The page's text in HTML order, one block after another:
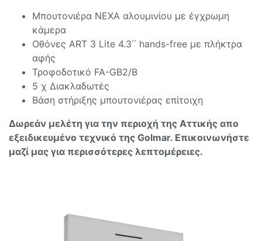
Μπουτονιέρα NEXA αλουμινίου με έγχρωμη
κάμερα
Οθόνες ART 3 Lite 4.3΄΄ hands-free με πλήκτρα
αφής
Τροφοδοτικό FA-GB2/B
5 χ Διακλαδωτές
Βάση στήριξης μπουτονιέρας επίτοιχη
Δωρεάν μελέτη για την περιοχή της Αττικής απο
εξειδικευμένο τεχνικό της Golmar. Επικοινωνήστε
μαζί μας για περισσότερες λεπτομέρειες.